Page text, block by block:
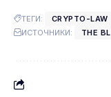
ТЕГИ: CRYPTO-LAW
ИСТОЧНИКИ:
THE